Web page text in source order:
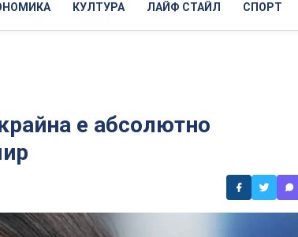
КУЛТУРА ЛАЙФ СТАЙЛ СПОРТ
е абсолютно